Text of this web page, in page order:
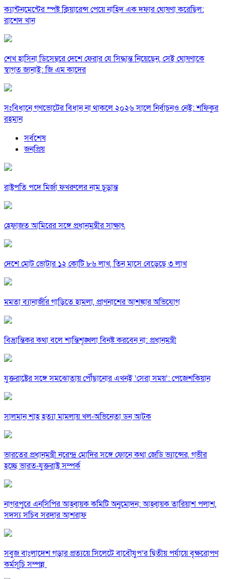
ক্যান্টনমেন্টের স্পষ্ট ক্লিয়ারেন্স পেয়ে নাহিদ এক দফার ঘোষণা করেছিল:
রাশেদ খান
শেখ হাসিনা ডিসেম্বরে দেশে ফেরার যে সিদ্ধান্ত নিয়েছেন, সেই ঘোষণাকে
স্বাগত জানাই: জি এম কাদের
সংবিধানে গণভোটের বিধান না থাকলে ২০২৬ সালে নির্বাচনও নেই: শফিকুর
রহমান
সর্বশেষ
জনপ্রিয়
রাষ্ট্রপতি পদে মির্জা ফখরুলের নাম চূড়ান্ত
হেফাজত আমিরের সঙ্গে প্রধানমন্ত্রীর সাক্ষাৎ
দেশে মোট ভোটার ১২ কোটি ৮৬ লাখ, তিন মাসে বেড়েছে ৩ লাখ
মমতা ব্যানার্জীর গাড়িতে হামলা, প্রাণনাশের আশঙ্কার অভিযোগ
বিভ্রান্তিকর কথা বলে শান্তিশৃঙ্খলা বিনষ্ট করবেন না: প্রধানমন্ত্রী
যুক্তরাষ্ট্রের সঙ্গে সমঝোতায় পৌঁছানোর এখনই ‘সেরা সময়’: পেজেশকিয়ান
সালমান শাহ হত্যা মামলায় খল-অভিনেতা ডন আটক
ভারতের প্রধানমন্ত্রী নরেন্দ্র মোদির সঙ্গে ফোনে কথা জেডি ভ্যান্সের, গভীর
হচ্ছে ভারত-যুক্তরাষ্ট্র সম্পর্ক
নাগরপুরে এনসিপির আহ্বায়ক কমিটি অনুমোদন: আহ্বায়ক তারিয়াশ পলাশ,
সদস্য সচিব সরদার আশরাফ
সবুজ বাংলাদেশ গড়ার প্রত্যয়ে সিলেটে বাবৌযুপ’র দ্বিতীয় পর্যায়ে বৃক্ষরোপণ
কর্মসূচি সম্পন্ন